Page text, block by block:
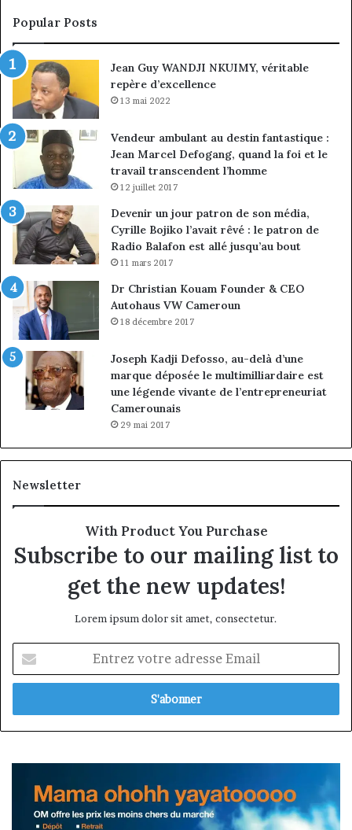
Popular Posts
Jean Guy WANDJI NKUIMY, véritable
repère d’excellence
13 mai 2022
Vendeur ambulant au destin fantastique :
Jean Marcel Defogang, quand la foi et le
travail transcendent l’homme
12 juillet 2017
Devenir un jour patron de son média,
Cyrille Bojiko l’avait rêvé : le patron de
Radio Balafon est allé jusqu’au bout
11 mars 2017
Dr Christian Kouam Founder & CEO
Autohaus VW Cameroun
18 décembre 2017
Joseph Kadji Defosso, au-delà d’une
marque déposée le multimilliardaire est
une légende vivante de l’entrepreneuriat
Camerounais
29 mai 2017
Newsletter
With Product You Purchase
Subscribe to our mailing list to
get the new updates!
Lorem ipsum dolor sit amet, consectetur.
votre
adresse